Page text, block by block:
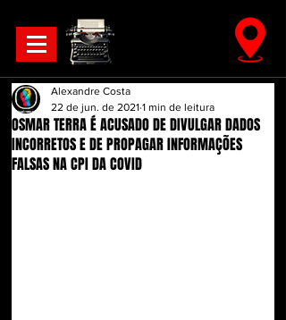
OSMAR TERRA É ACUSADO DE DIVULGAR DADOS
INCORRETOS E DE PROPAGAR INFORMAÇÕES
FALSAS NA CPI DA COVID
Alexandre Costa
22 de jun. de 2021 1 min de leitura